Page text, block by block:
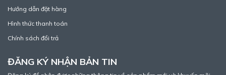
Hướng dẫn đặt hàng
Hình thức thanh toán
Chính sách đổi trả
ĐĂNG KÝ NHẬN BẢN TIN